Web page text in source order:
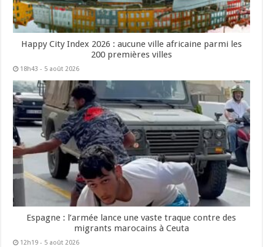
Happy City Index 2026 : aucune ville africaine parmi les
200 premières villes
18h43 - 5 août 2026
Espagne : l’armée lance une vaste traque contre des
migrants marocains à Ceuta
12h19 - 5 août 2026